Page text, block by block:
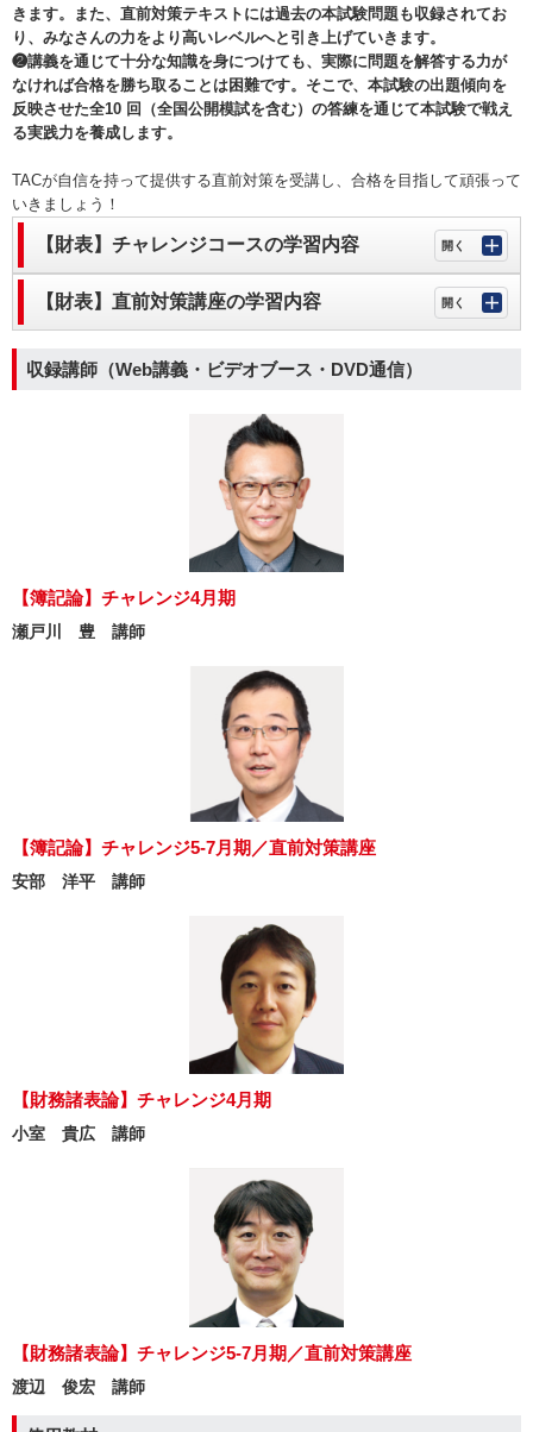
きます。また、直前対策テキストには過去の本試験問題も収録されてお
り、みなさんの力をより高いレベルへと引き上げていきます。
❷講義を通じて十分な知識を身につけても、実際に問題を解答する力が
なければ合格を勝ち取ることは困難です。そこで、本試験の出題傾向を
反映させた全10 回（全国公開模試を含む）の答練を通じて本試験で戦え
る実践力を養成します。
TACが自信を持って提供する直前対策を受講し、合格を目指して頑張って
いきましょう！
【財表】チャレンジコースの学習内容
【財表】直前対策講座の学習内容
収録講師（Web講義・ビデオブース・DVD通信）
【簿記論】チャレンジ4月期
瀬戸川 豊 講師
【簿記論】チャレンジ5-7月期／直前対策講座
安部 洋平 講師
【財務諸表論】チャレンジ4月期
小室 貴広 講師
【財務諸表論】チャレンジ5-7月期／直前対策講座
渡辺 俊宏 講師